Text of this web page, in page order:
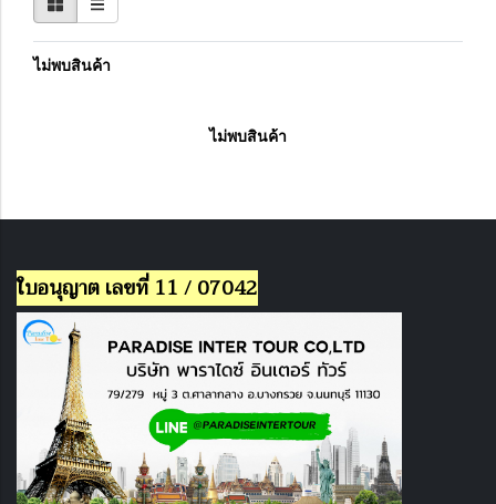
ไม่พบสินค้า
ไม่พบสินค้า
ใบอนุญาต เลขที่ 11 / 07042